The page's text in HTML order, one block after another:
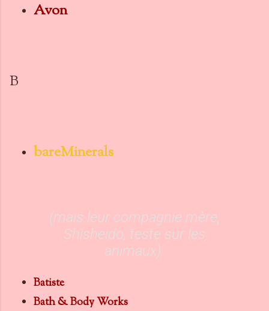
Avon
B
bareMinerals
(mais leur compagnie mère,
Shisheido, teste sur les
animaux)
Batiste
Bath & Body Works